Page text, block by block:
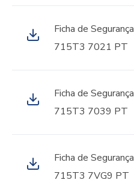
Ficha de Segurança
715T3 7021 PT
Ficha de Segurança
715T3 7039 PT
Ficha de Segurança
715T3 7VG9 PT